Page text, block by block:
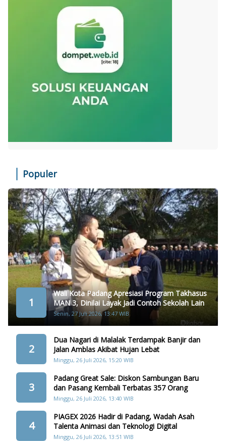
Populer
1
Wali Kota Padang Apresiasi Program Takhasus
MAN 3, Dinilai Layak Jadi Contoh Sekolah Lain
Senin, 27 Juli 2026, 13:47 WIB
2
Dua Nagari di Malalak Terdampak Banjir dan
Jalan Amblas Akibat Hujan Lebat
Minggu, 26 Juli 2026, 15:20 WIB
3
Padang Great Sale: Diskon Sambungan Baru
dan Pasang Kembali Terbatas 357 Orang
Minggu, 26 Juli 2026, 13:40 WIB
4
PIAGEX 2026 Hadir di Padang, Wadah Asah
Talenta Animasi dan Teknologi Digital
Minggu, 26 Juli 2026, 13:51 WIB